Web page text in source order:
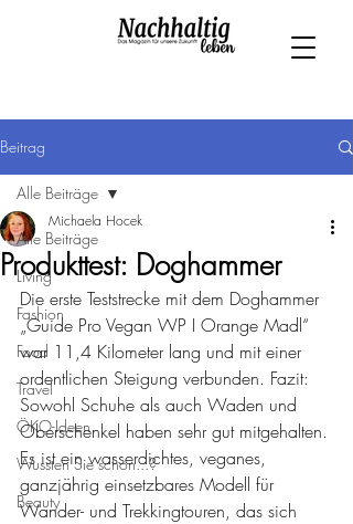
Beitrag
Alle Beiträge
Living
Fashion
Food
Travel
ÖKO-Ideen
Wussten Sie schon...?
Beauty
Alle Beiträge
Produkttest: Doghammer
Michaela Hocek
Die erste Teststrecke mit dem Doghammer
„Guide Pro Vegan WP I Orange Madl“
war 11,4 Kilometer lang und mit einer
ordentlichen Steigung verbunden. Fazit:
Sowohl Schuhe als auch Waden und
Oberschenkel haben sehr gut mitgehalten.
Es ist ein wasserdichtes, veganes,
ganzjährig einsetzbares Modell für
Wander- und Trekkingtouren, das sich